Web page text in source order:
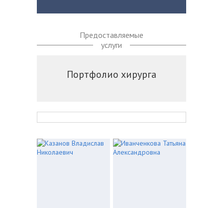
Предоставляемые
услуги
Портфолио хирурга